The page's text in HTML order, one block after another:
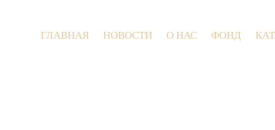
ГЛАВНАЯ НОВОСТИ О НАС ФОНД